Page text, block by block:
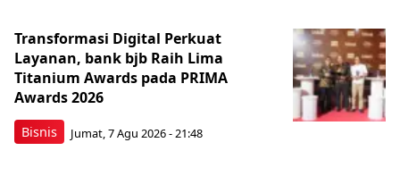
Bisnis
Transformasi Digital Perkuat
Layanan, bank bjb Raih Lima
Titanium Awards pada PRIMA
Awards 2026
Jumat, 7 Agu 2026 - 21:48